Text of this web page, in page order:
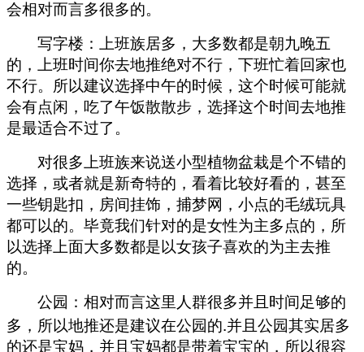
会相对而言多很多的。
写字楼：上班族居多，大多数都是朝九晚五
的，上班时间你去地推绝对不行，下班忙着回家也
不行。所以建议选择中午的时候，这个时候可能就
会有点闲，吃了午饭散散步，选择这个时间去地推
是最适合不过了。
对很多上班族来说送小型植物盆栽是个不错的
选择，或者就是新奇特的，看着比较好看的，甚至
一些钥匙扣，房间挂饰，捕梦网，小点的毛绒玩具
都可以的。毕竟我们针对的是女性为主多点的，所
以选择上面大多数都是以女孩子喜欢的为主去推
的。
公园：相对而言这里人群很多并且时间足够的
多，所以地推还是建议在公园的.并且公园其实居多
的还是宝妈，并且宝妈都是带着宝宝的，所以很容